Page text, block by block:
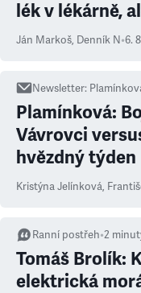
lék v lékárně,
Ján Markoš, Denník N•6.
Newsletter:
Plamínková:
Vávrovci
hvězdný týden
Kristýna Jelínková,
Ranní postřeh•2
Tomáš Brolík:
elektrická